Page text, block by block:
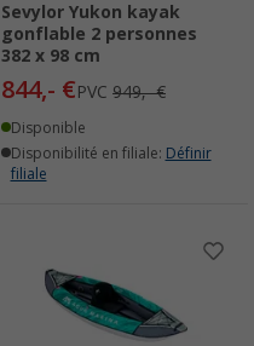
Sevylor Yukon kayak
gonflable 2 personnes
382 x 98 cm
844,- €PVC 949,- €
Disponible
Disponibilité en filiale: Définir
filiale